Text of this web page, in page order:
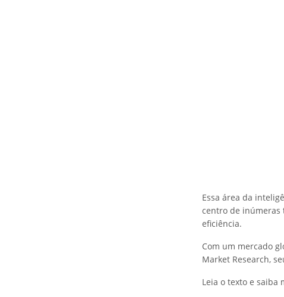
Essa área da
centro de inúmeras
eficiência.
Com um mercado
Market Research,
Leia o texto e saiba